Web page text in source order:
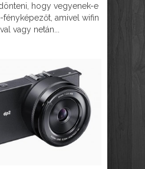
hogy vegyenek-e
amivel wifin
vagy netán...